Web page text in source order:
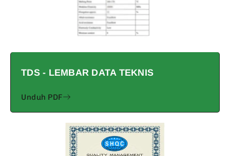
TDS - LEMBAR DATA TEKNIS
Unduh PDF